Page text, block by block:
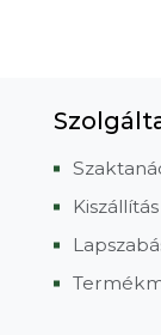
Kiszállítás